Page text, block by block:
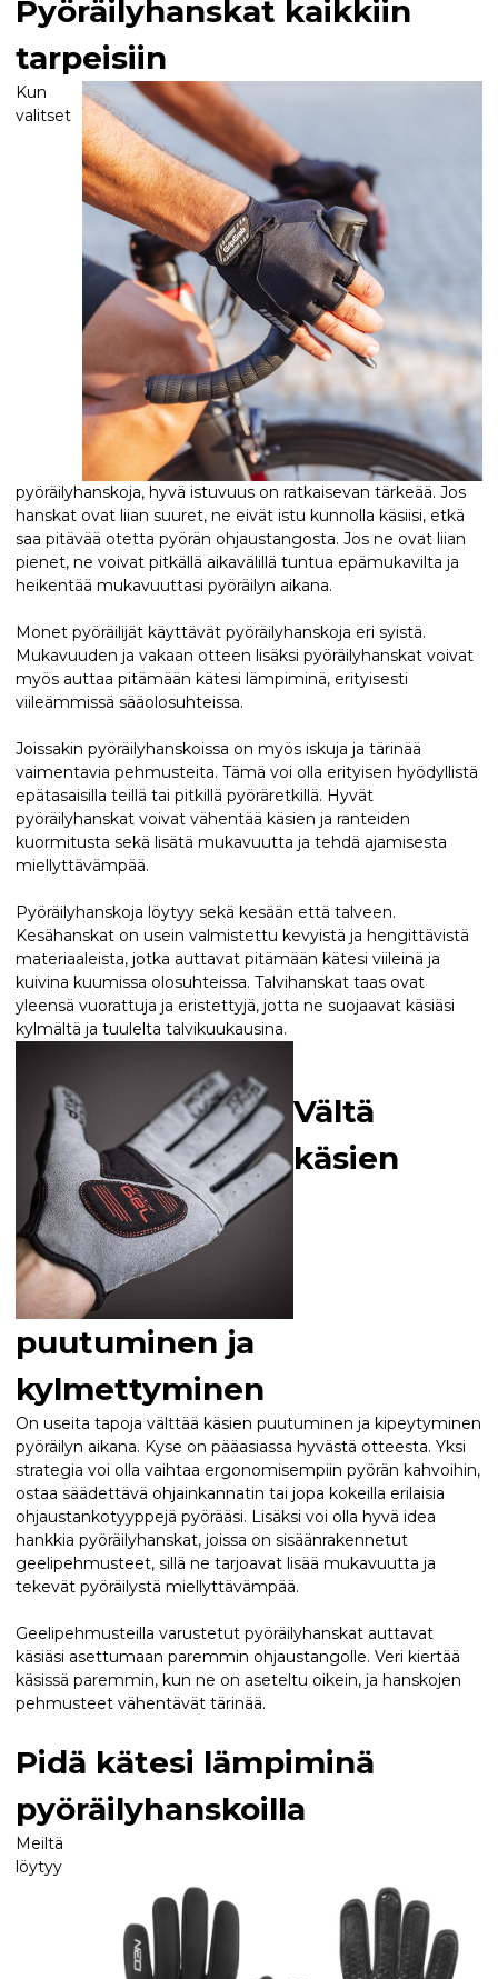
Pyöräilyhanskat kaikkiin
tarpeisiin
Kun
valitset
pyöräilyhanskoja, hyvä istuvuus on ratkaisevan tärkeää. Jos
hanskat ovat liian suuret, ne eivät istu kunnolla käsiisi, etkä
saa pitävää otetta pyörän ohjaustangosta. Jos ne ovat liian
pienet, ne voivat pitkällä aikavälillä tuntua epämukavilta ja
heikentää mukavuuttasi pyöräilyn aikana.
Monet pyöräilijät käyttävät pyöräilyhanskoja eri syistä.
Mukavuuden ja vakaan otteen lisäksi pyöräilyhanskat voivat
myös auttaa pitämään kätesi lämpiminä, erityisesti
viileämmissä sääolosuhteissa.
Joissakin pyöräilyhanskoissa on myös iskuja ja tärinää
vaimentavia pehmusteita. Tämä voi olla erityisen hyödyllistä
epätasaisilla teillä tai pitkillä pyöräretkillä. Hyvät
pyöräilyhanskat voivat vähentää käsien ja ranteiden
kuormitusta sekä lisätä mukavuutta ja tehdä ajamisesta
miellyttävämpää.
Pyöräilyhanskoja löytyy sekä kesään että talveen.
Kesähanskat on usein valmistettu kevyistä ja hengittävistä
materiaaleista, jotka auttavat pitämään kätesi viileinä ja
kuivina kuumissa olosuhteissa. Talvihanskat taas ovat
yleensä vuorattuja ja eristettyjä, jotta ne suojaavat käsiäsi
kylmältä ja tuulelta talvikuukausina.
Vältä
käsien
puutuminen ja
kylmettyminen
On useita tapoja välttää käsien puutuminen ja kipeytyminen
pyöräilyn aikana. Kyse on pääasiassa hyvästä otteesta. Yksi
strategia voi olla vaihtaa ergonomisempiin pyörän kahvoihin,
ostaa säädettävä ohjainkannatin tai jopa kokeilla erilaisia
ohjaustankotyyppejä pyörääsi. Lisäksi voi olla hyvä idea
hankkia pyöräilyhanskat, joissa on sisäänrakennetut
geelipehmusteet, sillä ne tarjoavat lisää mukavuutta ja
tekevät pyöräilystä miellyttävämpää.
Geelipehmusteilla varustetut pyöräilyhanskat auttavat
käsiäsi asettumaan paremmin ohjaustangolle. Veri kiertää
käsissä paremmin, kun ne on aseteltu oikein, ja hanskojen
pehmusteet vähentävät tärinää.
Pidä kätesi lämpiminä
pyöräilyhanskoilla
Meiltä
löytyy